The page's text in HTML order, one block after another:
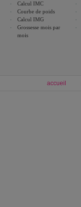
Calcul IMC
Courbe de poids
Calcul IMG
Grossesse mois par
mois
accueil